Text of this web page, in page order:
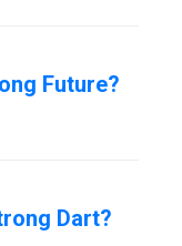
Future?
Dart?